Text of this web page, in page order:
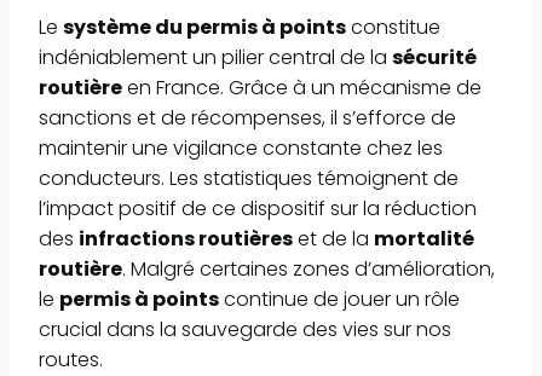
Le système du permis à pointsconstitue
indéniablement un pilier central de la sécurité
routièreen France. Grâce à un mécanisme de
sanctions et de récompenses, il s’efforce de
maintenir une vigilance constante chez les
conducteurs. Les statistiques témoignent de
l’impact positif de ce dispositif sur la réduction
des infractions routièreset de la mortalité
routière. Malgré certaines zones d’amélioration,
le permis à pointscontinue de jouer un rôle
crucial dans la sauvegarde des vies sur nos
routes.